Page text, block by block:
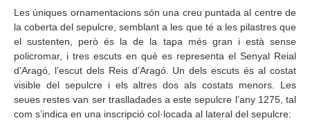
Les úniques ornamentacions són una creu puntada al centre de
la coberta del sepulcre, semblant a les que té a les pilastres que
el sustenten, però és la de la tapa més gran i està sense
policromar, i tres escuts en què es representa el Senyal Reial
d’Aragó, l’escut dels Reis d’Aragó. Un dels escuts és al costat
visible del sepulcre i els altres dos als costats menors. Les
seues restes van ser traslladades a este sepulcre l’any 1275, tal
com s’indica en una inscripció col·locada al lateral del sepulcre: